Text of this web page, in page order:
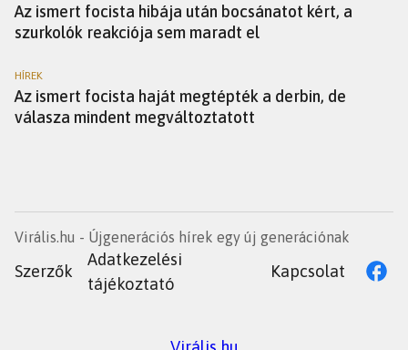
Az ismert focista hibája után bocsánatot kért, a
szurkolók reakciója sem maradt el
HÍREK
Az ismert focista haját megtépték a derbin, de
válasza mindent megváltoztatott
Virális.hu - Újgenerációs hírek egy új generációnak
Szerzők
Adatkezelési
tájékoztató
Kapcsolat